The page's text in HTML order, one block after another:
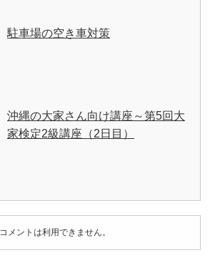
駐車場の空き車対策
沖縄の大家さん向け講座～第5回大
家検定2級講座（2日目）
コメントは利用できません。